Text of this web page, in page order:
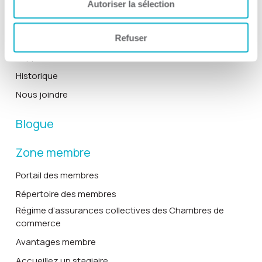
Autoriser la sélection
Refuser
Équipe et le conseil d’administration
Rapports annuels
Historique
Nous joindre
Blogue
Zone membre
Portail des membres
Répertoire des membres
Régime d’assurances collectives des Chambres de
commerce
Avantages membre